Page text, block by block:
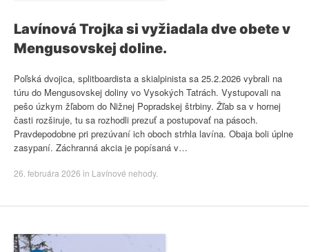
Lavínová Trojka si vyžiadala dve obete v
Mengusovskej doline.
Poľská dvojica, splitboardista a skialpinista sa 25.2.2026 vybrali na
túru do Mengusovskej doliny vo Vysokých Tatrách. Vystupovali na
pešo úzkym žľabom do Nižnej Popradskej štrbiny. Žľab sa v hornej
časti rozširuje, tu sa rozhodli prezuť a postupovať na pásoch.
Pravdepodobne pri prezúvaní ich oboch strhla lavína. Obaja boli úplne
zasypaní. Záchranná akcia je popísaná v…
26. februára 2026 in Lavínové nehody.